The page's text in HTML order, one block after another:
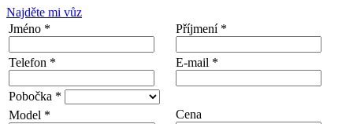
Najděte mi vůz
Jméno *
Příjmení *
Telefon * E-mail *
Pobočka *
Model *
Cena